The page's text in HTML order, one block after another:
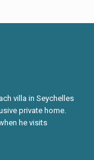
villa in Seychelles
private home.
he visits